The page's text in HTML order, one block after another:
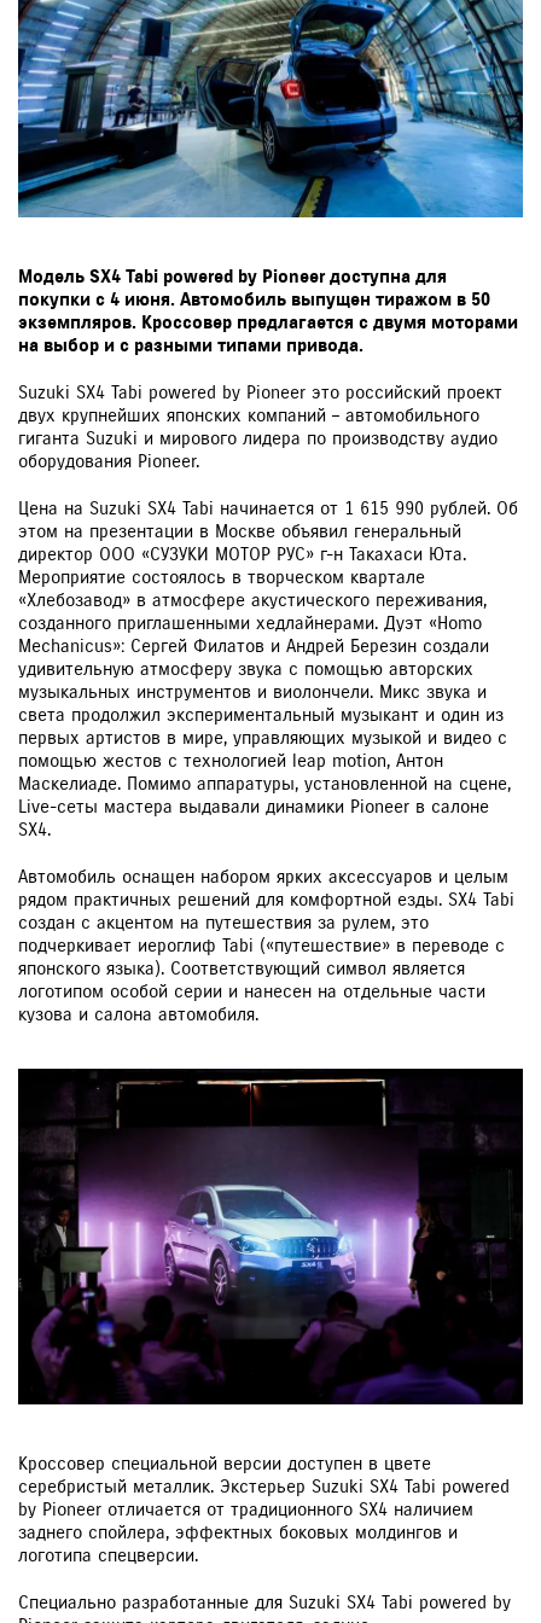
Модель SX4 Tabi powered by Pioneer доступна для
покупки с 4 июня. Автомобиль выпущен тиражом в 50
экземпляров. Кроссовер предлагается с двумя моторами
на выбор и с разными типами привода.
Suzuki SX4 Tabi powered by Pioneer это российский проект
двух крупнейших японских компаний – автомобильного
гиганта Suzuki и мирового лидера по производству аудио
оборудования Pioneer.
Цена на Suzuki SX4 Tabi начинается от 1 615 990 рублей. Об
этом на презентации в Москве объявил генеральный
директор ООО «СУЗУКИ МОТОР РУС» г-н Такахаси Юта.
Мероприятие состоялось в творческом квартале
«Хлебозавод» в атмосфере акустического переживания,
созданного приглашенными хедлайнерами. Дуэт «Homo
Mechanicus»: Сергей Филатов и Андрей Березин создали
удивительную атмосферу звука с помощью авторских
музыкальных инструментов и виолончели. Микс звука и
света продолжил экспериментальный музыкант и один из
первых артистов в мире, управляющих музыкой и видео с
помощью жестов с технологией leap motion, Антон
Маскелиаде. Помимо аппаратуры, установленной на сцене,
Live-сеты мастера выдавали динамики Pioneer в салоне
SX4.
Автомобиль оснащен набором ярких аксессуаров и целым
рядом практичных решений для комфортной езды. SX4 Tabi
создан с акцентом на путешествия за рулем, это
подчеркивает иероглиф Tabi («путешествие» в переводе с
японского языка). Соответствующий символ является
логотипом особой серии и нанесен на отдельные части
кузова и салона автомобиля.
Кроссовер специальной версии доступен в цвете
серебристый металлик. Экстерьер Suzuki SX4 Tabi powered
by Pioneer отличается от традиционного SX4 наличием
заднего спойлера, эффектных боковых молдингов и
логотипа спецверсии.
Специально разработанные для Suzuki SX4 Tabi powered by